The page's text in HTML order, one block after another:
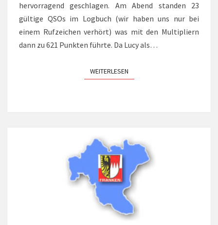
hervorragend geschlagen. Am Abend standen 23
gültige QSOs im Logbuch (wir haben uns nur bei
einem Rufzeichen verhört) was mit den Multipliern
dann zu 621 Punkten führte. Da Lucy als…
WEITERLESENWEITERLESEN